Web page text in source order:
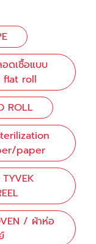
ดเชื้อแบบ
flat roll
ROLL
paper
/ ผ้าห่อ